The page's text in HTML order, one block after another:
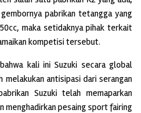
pabrikan tetangga yang
maka setidaknya pihak terkait
kompetisi tersebut.
kali ini Suzuki secara global
melakukan antisipasi dari serangan
Suzuki telah memaparkan
menghadirkan pesaing sport fairing